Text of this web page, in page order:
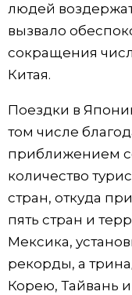
людей
вызвало
сокращения
Китая.
Поездки в
том числе
приближением
количество
стран, откуда
пять стран и
Мексика,
рекорды, а
Корею, Тайвань